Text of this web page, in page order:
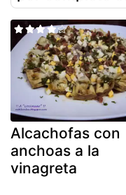
Alcachofas con
anchoas a la
vinagreta